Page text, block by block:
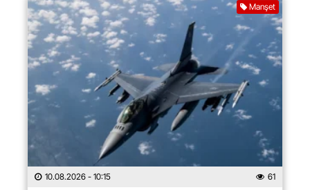
Manşet
10.08.2026 - 10:15 61